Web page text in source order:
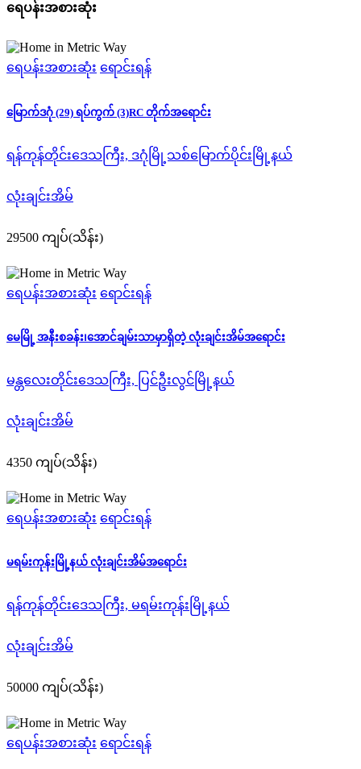
ရေပန်းအစားဆုံး
ရေပန်းအစားဆုံး ရောင်းရန်
မြောက်ဒဂုံ (29) ရပ်ကွက် (3)RC တိုက်အရောင်း
ရန်ကုန်တိုင်းဒေသကြီး, ဒဂုံမြို့သစ်မြောက်ပိုင်းမြို့နယ်
လုံးချင်းအိမ်
29500 ကျပ်(သိန်း)
ရေပန်းအစားဆုံး ရောင်းရန်
မေမြို့ အနီးစခန်း၊အောင်ချမ်းသာမှာရှိတဲ့ လုံးချင်းအိမ်အရောင်း
မန္တလေးတိုင်းဒေသကြီး, ပြင်ဦးလွင်မြို့နယ်
လုံးချင်းအိမ်
4350 ကျပ်(သိန်း)
ရေပန်းအစားဆုံး ရောင်းရန်
မရမ်းကုန်းမြို့နယ် လုံးချင်းအိမ်အရောင်း
ရန်ကုန်တိုင်းဒေသကြီး, မရမ်းကုန်းမြို့နယ်
လုံးချင်းအိမ်
50000 ကျပ်(သိန်း)
ရေပန်းအစားဆုံး ရောင်းရန်